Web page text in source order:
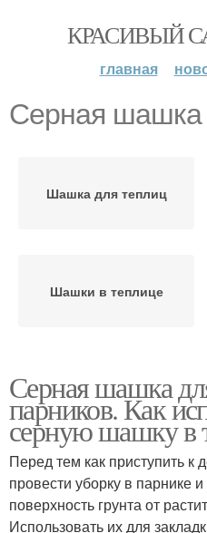
КРАСИВЫЙ
главная
Серная шашка
Шашка для теплиц
Шашки в теплице
Шашка для сада
Шашка для теплицы
Серная шашка
парников. Как
серную шашку в
Перед тем как приступить
провести уборку в парнике
поверхность грунта от
Использовать их для